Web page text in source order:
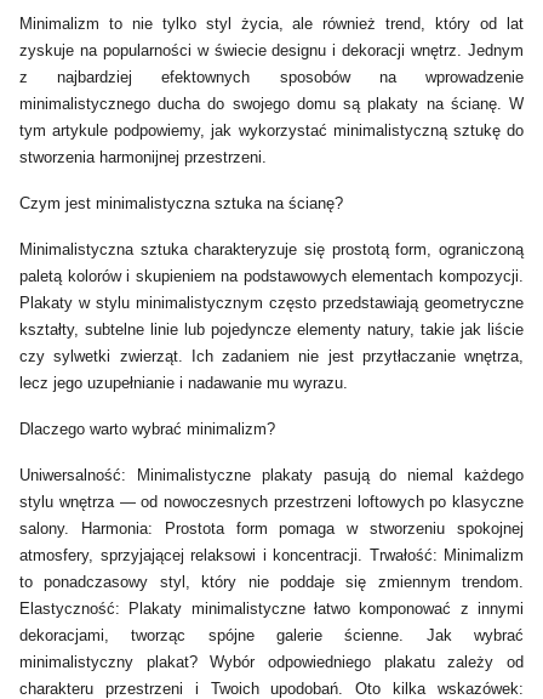
Minimalizm to nie tylko styl życia, ale również trend, który od lat
zyskuje na popularności w świecie designu i dekoracji wnętrz. Jednym
z najbardziej efektownych sposobów na wprowadzenie
minimalistycznego ducha do swojego domu są plakaty na ścianę. W
tym artykule podpowiemy, jak wykorzystać minimalistyczną sztukę do
stworzenia harmonijnej przestrzeni.
Czym jest minimalistyczna sztuka na ścianę?
Minimalistyczna sztuka charakteryzuje się prostotą form, ograniczoną
paletą kolorów i skupieniem na podstawowych elementach kompozycji.
Plakaty w stylu minimalistycznym często przedstawiają geometryczne
kształty, subtelne linie lub pojedyncze elementy natury, takie jak liście
czy sylwetki zwierząt. Ich zadaniem nie jest przytłaczanie wnętrza,
lecz jego uzupełnianie i nadawanie mu wyrazu.
Dlaczego warto wybrać minimalizm?
Uniwersalność: Minimalistyczne plakaty pasują do niemal każdego
stylu wnętrza — od nowoczesnych przestrzeni loftowych po klasyczne
salony. Harmonia: Prostota form pomaga w stworzeniu spokojnej
atmosfery, sprzyjającej relaksowi i koncentracji. Trwałość: Minimalizm
to ponadczasowy styl, który nie poddaje się zmiennym trendom.
Elastyczność: Plakaty minimalistyczne łatwo komponować z innymi
dekoracjami, tworząc spójne galerie ścienne. Jak wybrać
minimalistyczny plakat? Wybór odpowiedniego plakatu zależy od
charakteru przestrzeni i Twoich upodobań. Oto kilka wskazówek: